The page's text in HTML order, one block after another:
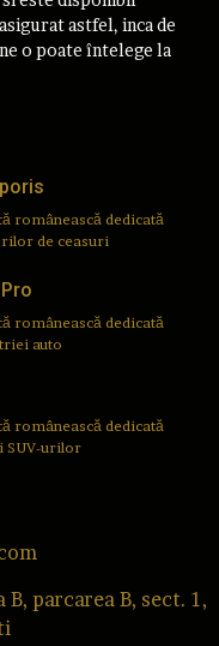
astfel, inca de
o poate întelege la
românească dedicată
de ceasuri
românească dedicată
auto
românească dedicată
SUV-urilor
parcarea B, sect. 1,